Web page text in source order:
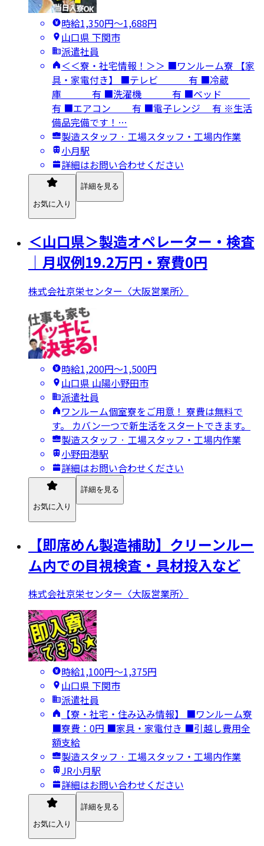
時給1,350円〜1,688円
山口県 下関市
派遣社員
＜＜寮・社宅情報！＞＞ ■ワンルーム寮 【家
具・家電付き】 ■テレビ 有 ■冷蔵
庫 有 ■洗濯機 有 ■ベッド
有 ■エアコン 有 ■電子レンジ 有 ※生活
備品完備です！…
製造スタッフ · 工場スタッフ・工場内作業
小月駅
詳細はお問い合わせください
お気に入り
詳細を見る
＜山口県＞製造オペレーター・検査
｜月収例19.2万円・寮費0円
株式会社京栄センター〈大阪営業所〉
時給1,200円〜1,500円
山口県 山陽小野田市
派遣社員
ワンルーム個室寮をご用意！ 寮費は無料で
す。 カバン一つで新生活をスタートできます。
製造スタッフ · 工場スタッフ・工場内作業
小野田港駅
詳細はお問い合わせください
お気に入り
詳細を見る
【即席めん製造補助】クリーンルー
ム内での目視検査・具材投入など
株式会社京栄センター〈大阪営業所〉
時給1,100円〜1,375円
山口県 下関市
派遣社員
【寮・社宅・住み込み情報】 ■ワンルーム寮
■寮費：0円 ■家具・家電付き ■引越し費用全
額支給
製造スタッフ · 工場スタッフ・工場内作業
JR小月駅
詳細はお問い合わせください
お気に入り
詳細を見る